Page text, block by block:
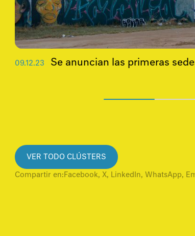
09.12.23 Se anuncian las primeras
VER TODO CLÚSTERS
Compartir en: , , , ,